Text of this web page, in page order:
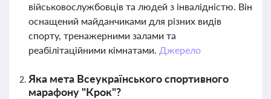
військовослужбовців та людей з інвалідністю. Він
оснащений майданчиками для різних видів
спорту, тренажерними залами та
реабілітаційними кімнатами. Джерело
Яка мета Всеукраїнського спортивного
марафону "Крок"?